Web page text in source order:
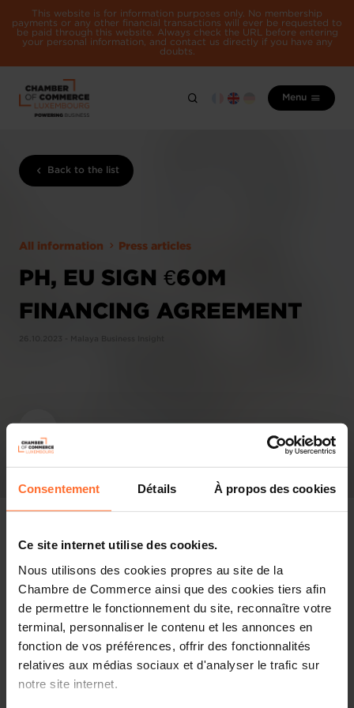
Consentement Détails À propos des cookies
Ce site internet utilise des cookies.
Nous utilisons des cookies propres au site de la
Chambre de Commerce ainsi que des cookies tiers afin
de permettre le fonctionnement du site, reconnaître votre
terminal, personnaliser le contenu et les annonces en
fonction de vos préférences, offrir des fonctionnalités
relatives aux médias sociaux et d'analyser le trafic sur
notre site internet.
This website is for information purposes only. No membership
payments or any other financial transactions will ever be requested to
be paid through this website. Always check the URL before entering
your personal information, and contact us directly if you have any
doubts.
Menu
Back to the list
All information Press articles
PH, EU SIGN €60M
FINANCING AGREEMENT
In the press
Share this article
The Philippines and the European Union (EU) signed a
60 million euro financing agreement for the Green